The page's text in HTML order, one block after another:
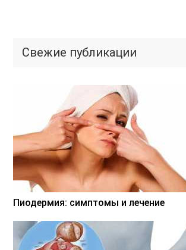
Свежие публикации
Пиодермия: симптомы и лечение